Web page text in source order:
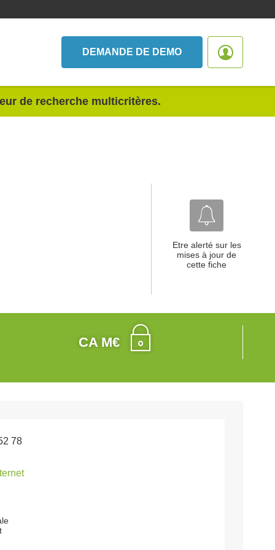
DEMANDE DE DEMO
de recherche multicritères.
Etre alerté sur les
mises à jour de
cette fiche
CA M€
78